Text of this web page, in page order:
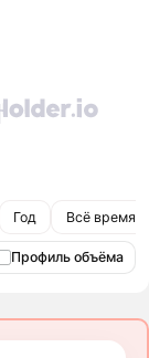
Год Всё время
Профиль объёма